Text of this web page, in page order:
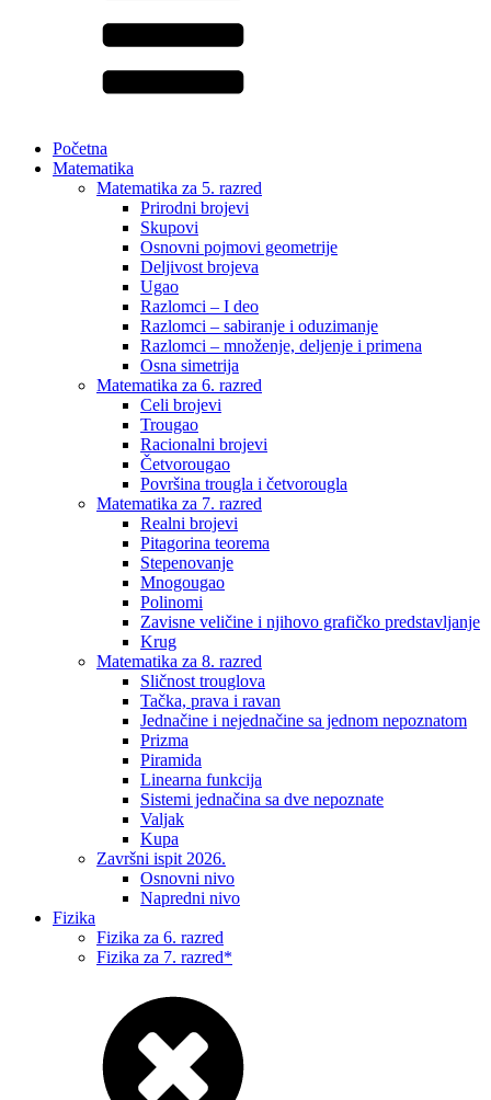
Početna
Matematika
Matematika za 5. razred
Prirodni brojevi
Skupovi
Osnovni pojmovi geometrije
Deljivost brojeva
Ugao
Razlomci – I deo
Razlomci – sabiranje i oduzimanje
Razlomci – množenje, deljenje i primena
Osna simetrija
Matematika za 6. razred
Celi brojevi
Trougao
Racionalni brojevi
Četvorougao
Površina trougla i četvorougla
Matematika za 7. razred
Realni brojevi
Pitagorina teorema
Stepenovanje
Mnogougao
Polinomi
Zavisne veličine i njihovo grafičko predstavljanje
Krug
Matematika za 8. razred
Sličnost trouglova
Tačka, prava i ravan
Jednačine i nejednačine sa jednom nepoznatom
Prizma
Piramida
Linearna funkcija
Sistemi jednačina sa dve nepoznate
Valjak
Kupa
Završni ispit 2026.
Osnovni nivo
Napredni nivo
Fizika
Fizika za 6. razred
Fizika za 7. razred*